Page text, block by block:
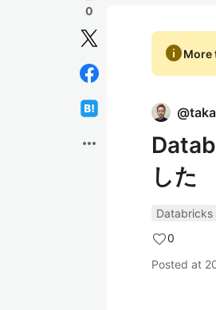
0
more_horiz
infoMore
@
した
Databricks
0
Posted at